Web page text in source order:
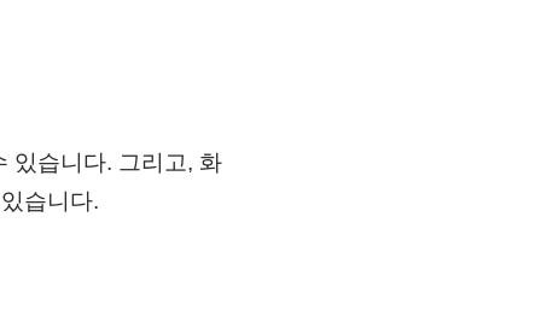
있습니다. 그리고, 화
습니다.